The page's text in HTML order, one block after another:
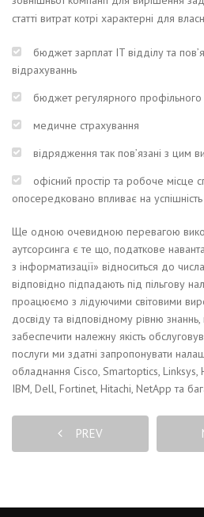
статті витрат котрі характерні для
бюджет зарплат IT відділу та
відрахуваннь
бюджет регулярного профільного
медичне страхування
відрядження так пов’язані з цим
офісний простір та робоче місце
опосередковано впливає на успішність
Ще одною очевидною перевагою
аутсорсинга є те що, податкове
з інформатизації» відноситься до
відповідно підпадають під пільгову
проацюємо з лідуючими світовими
досвіду та відповідному рівню
забеспечити належну якість
послуги ми здатні запропонувати
обладнання Сisco, Smartoptics,
IBM, Dell, Fortinet, Hitachi, NetApp та
PREV